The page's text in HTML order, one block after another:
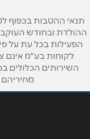
שם מלא*
טלפון*
תנאי ההטבות בכפוף
ההולדת ובחודש
הפעילות בכל עת על
לקוחות בע"מ אינם
השירותים הכלולים